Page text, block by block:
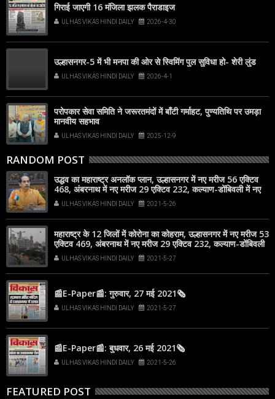
गिराई जाएगी 16 मंजिला झलक पैराडाइज
ULHAS VIKAS HINDI DAILY 2026-4-30
उल्हासनगर-5 में भी मनपा की ओर से स्विमिंग पुल सुविधा हो- शेरी लुंड
ULHAS VIKAS HINDI DAILY 2026-4-1
परोपकार सेवा समिति ने जरूरतमंदों में बाँटी गर्माहट, पुण्यतिथि पर उमड़ा
मानवीय सहभाव
ULHAS VIKAS HINDI DAILY 2025-12-9
RANDOM POST
उद्धव का महाराष्ट्र अनलॉक प्लान, उल्हासनगर में नए मरीज 56 एक्टिव
468, अंबरनाथ में नए मरीज 29 एक्टिव 232, कल्याण-डोंबिवली में नए
मरीज 214
ULHAS VIKAS HINDI DAILY 2021-5-26
महाराष्ट्र के 12 जिलों में कोरोना का कोहराम, उल्हासनगर में नए मरीज 53
एक्टिव 469, अंबरनाथ में नए मरीज 29 एक्टिव 232, कल्याण-डोंबिवली
में नए मरीज 199
ULHAS VIKAS HINDI DAILY 2021-5-27
📰E-Paper📰: गुरुवार, 27 मई 2021🗞
ULHAS VIKAS HINDI DAILY 2021-5-27
📰E-Paper📰: बुधवार, 26 मई 2021🗞
ULHAS VIKAS HINDI DAILY 2021-5-26
FEATURED POST